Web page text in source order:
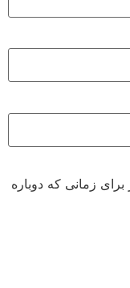
زمانی که دوباره